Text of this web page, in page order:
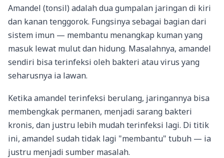
Amandel (tonsil) adalah dua gumpalan jaringan di kiri
dan kanan tenggorok. Fungsinya sebagai bagian dari
sistem imun — membantu menangkap kuman yang
masuk lewat mulut dan hidung. Masalahnya, amandel
sendiri bisa terinfeksi oleh bakteri atau virus yang
seharusnya ia lawan.
Ketika amandel terinfeksi berulang, jaringannya bisa
membengkak permanen, menjadi sarang bakteri
kronis, dan justru lebih mudah terinfeksi lagi. Di titik
ini, amandel sudah tidak lagi "membantu" tubuh — ia
justru menjadi sumber masalah.